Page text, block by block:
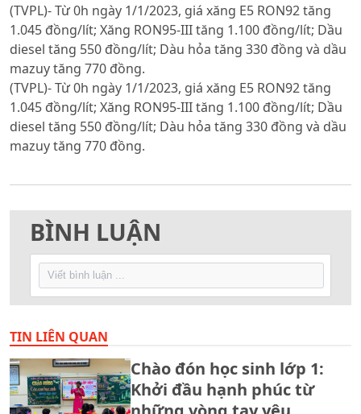
10s
10s
(TVPL)- Từ 0h ngày 1/1/2023, giá xăng E5 RON92 tăng
1.045 đồng/lít; Xăng RON95-III tăng 1.100 đồng/lít; Dầu
diesel tăng 550 đồng/lít; Dàu hỏa tăng 330 đồng và dầu
mazuy tăng 770 đồng.
(TVPL)- Từ 0h ngày 1/1/2023, giá xăng E5 RON92 tăng
1.045 đồng/lít; Xăng RON95-III tăng 1.100 đồng/lít; Dầu
diesel tăng 550 đồng/lít; Dàu hỏa tăng 330 đồng và dầu
mazuy tăng 770 đồng.
BÌNH LUẬN
TIN LIÊN QUAN
Chào đón học sinh lớp 1:
Khởi đầu hạnh phúc từ